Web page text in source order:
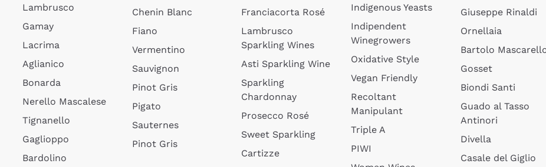
Lambrusco
Gamay
Lacrima
Aglianico
Bonarda
Nerello Mascalese
Tignanello
Gaglioppo
Bardolino
Chenin Blanc
Fiano
Vermentino
Sauvignon
Pinot Gris
Pigato
Sauternes
Pinot Gris
Franciacorta Rosé
Lambrusco
Sparkling Wines
Asti Sparkling Wine
Sparkling
Chardonnay
Prosecco Rosé
Sweet Sparkling
Cartizze
Indigenous Yeasts
Indipendent
Winegrowers
Oxidative Style
Vegan Friendly
Recoltant
Manipulant
Triple A
PIWI
Giuseppe Rinaldi
Ornellaia
Bartolo
Gosset
Biondi Santi
Guado al Tasso
Antinori
Divella
Casale del Giglio